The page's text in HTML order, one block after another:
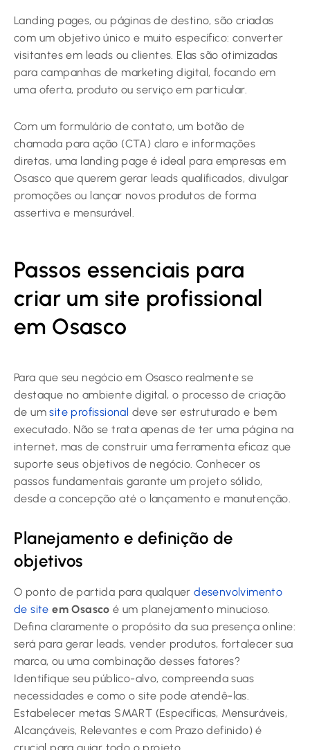
Landing pages, ou páginas de destino, são criadas
com um objetivo único e muito específico: converter
visitantes em leads ou clientes. Elas são otimizadas
para campanhas de marketing digital, focando em
uma oferta, produto ou serviço em particular.
Com um formulário de contato, um botão de
chamada para ação (CTA) claro e informações
diretas, uma landing page é ideal para empresas em
Osasco que querem gerar leads qualificados, divulgar
promoções ou lançar novos produtos de forma
assertiva e mensurável.
Passos essenciais para
criar um site profissional
em Osasco
Para que seu negócio em Osasco realmente se
destaque no ambiente digital, o processo de criação
de umsite profissional deve ser estruturado e bem
executado. Não se trata apenas de ter uma página na
internet, mas de construir uma ferramenta eficaz que
suporte seus objetivos de negócio. Conhecer os
passos fundamentais garante um projeto sólido,
desde a concepção até o lançamento e manutenção.
Planejamento e definição de
objetivos
O ponto de partida para qualquerdesenvolvimento
de site em Osasco é um planejamento minucioso.
Defina claramente o propósito da sua presença online:
será para gerar leads, vender produtos, fortalecer sua
marca, ou uma combinação desses fatores?
Identifique seu público-alvo, compreenda suas
necessidades e como o site pode atendê-las.
Estabelecer metas SMART (Específicas, Mensuráveis,
Alcançáveis, Relevantes e com Prazo definido) é